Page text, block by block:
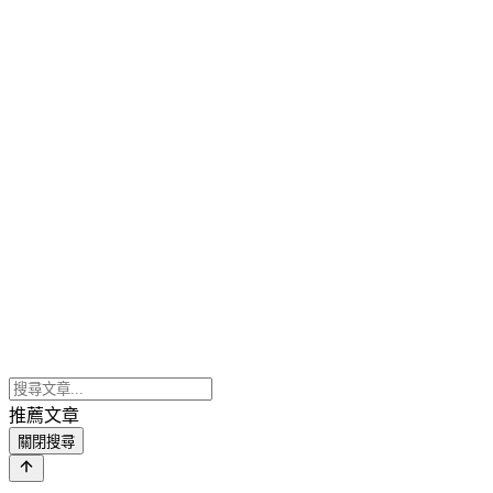
推薦文章
關閉搜尋